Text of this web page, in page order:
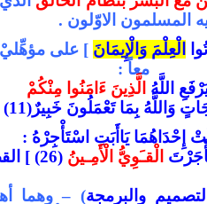
المسلمون الاوّلون .
الْعِلْمَ وَالْإِيمَانَ ] على مؤهِّليْ
معاً :
اللَّهُ الَّذِينَ ءَامَنُوا مِنْكُمْ
وَاللَّهُ بِمَا تَعْمَلُونَ خَبِيرٌ(11) ]
إِحْدَاهُمَا يَاأَبَتِ اسْتَأْجِرْهُ :
الْقـَوِيُّ الْأَمِـينُ (26) ] القصص
التصميم والبرمجة) – وهما